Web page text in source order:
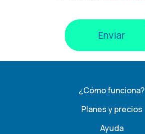
¿Cómo funciona?
Planes y precios
Ayuda